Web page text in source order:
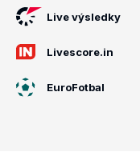
Live výsledky
Livescore.in
EuroFotbal